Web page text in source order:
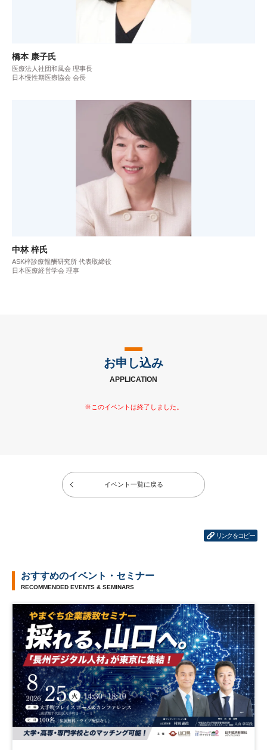
橋本 康子氏
医療法人社団和風会 理事長
日本慢性期医療協会 会長
中林 梓氏
ASK梓診療報酬研究所 代表取締役
日本医療経営学会 理事
お申し込み
APPLICATION
イベント一覧に戻る
リンクをコピー
おすすめのイベント・セミナー
RECOMMENDED EVENTS & SEMINARS